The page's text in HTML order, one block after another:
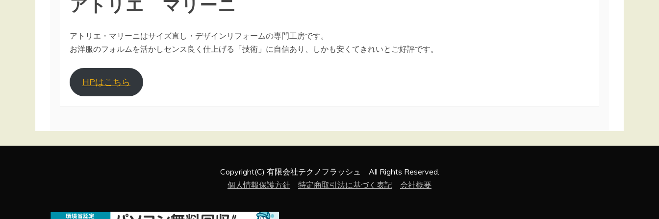
アトリエ・マリーニはサイズ直し・デザインリフォームの専門工房です。
お洋服のフォルムを活かしセンス良く仕上げる「技術」に自信あり、しかも安くてきれいとご好評です。
HPはこちら
Copyright(C) 有限会社テクノフラッシュ All Rights Reserved.
個人情報保護方針
特定商取引法に基づく表記 会社概要